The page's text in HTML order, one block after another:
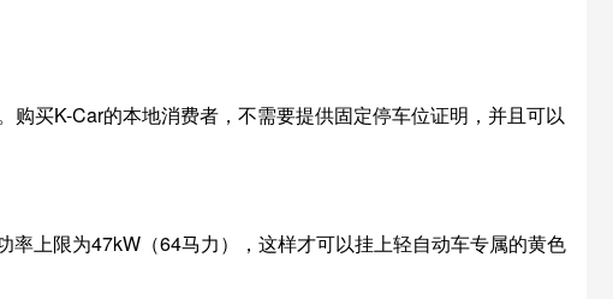
买K-Car的本地消费者，不需要提供固定停车位证明，并且可以
上限为47kW（64马力），这样才可以挂上轻自动车专属的黄色